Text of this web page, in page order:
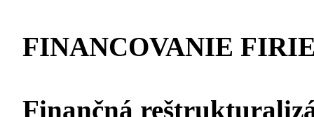
FINANCOVANIE
Finančná